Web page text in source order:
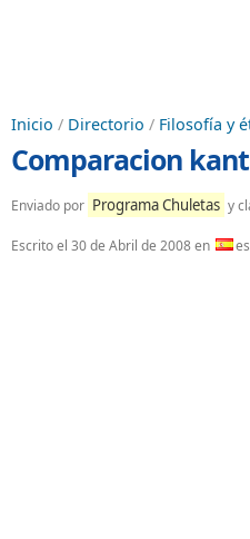
Inicio / Directorio / Filosofía y
Comparacion kant
Enviado por Programa Chuletas y
Escrito el 30 de Abril de 2008en